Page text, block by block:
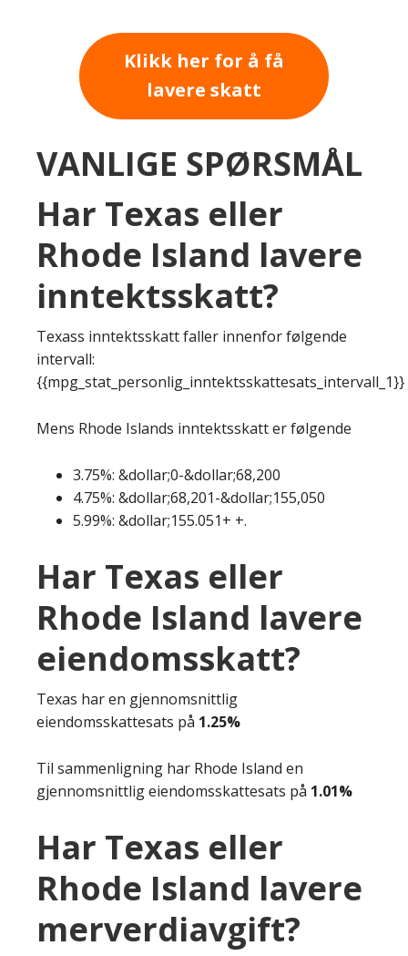
Klikk her for å få
lavere skatt
VANLIGE SPØRSMÅL
Har Texas eller
Rhode Island lavere
inntektsskatt?
Texass inntektsskatt faller innenfor følgende
intervall:
{{mpg_stat_personlig_inntektsskattesats_intervall_1}}
Mens Rhode Islands inntektsskatt er følgende
3.75%: &dollar;0-&dollar;68,200
4.75%: &dollar;68,201-&dollar;155,050
5.99%: &dollar;155.051+ +.
Har Texas eller
Rhode Island lavere
eiendomsskatt?
Texas har en gjennomsnittlig
eiendomsskattesats på 1.25%
Til sammenligning har Rhode Island en
gjennomsnittlig eiendomsskattesats på 1.01%
Har Texas eller
Rhode Island lavere
merverdiavgift?